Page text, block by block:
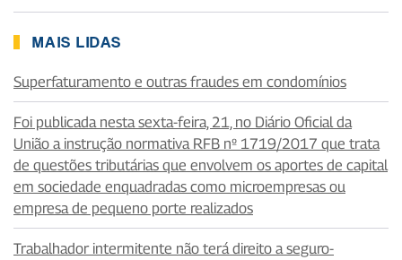
MAIS LIDAS
Superfaturamento e outras fraudes em condomínios
Foi publicada nesta sexta-feira, 21, no Diário Oficial da
União a instrução normativa RFB nº 1719/2017 que trata
de questões tributárias que envolvem os aportes de capital
em sociedade enquadradas como microempresas ou
empresa de pequeno porte realizados
Trabalhador intermitente não terá direito a seguro-